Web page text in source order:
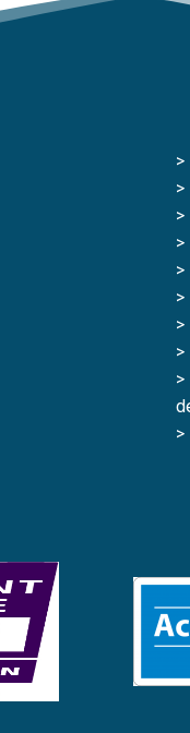
>
>
>
>
>
>
>
>
>
>